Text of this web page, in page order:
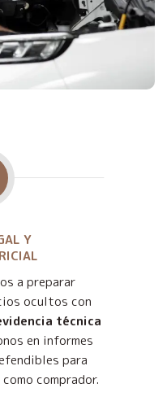
Y
a preparar
ocultos con
técnica
en informes
para
comprador.